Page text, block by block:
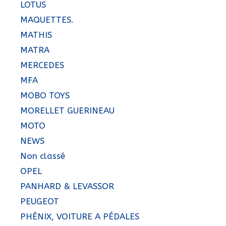
LOTUS
MAQUETTES.
MATHIS
MATRA
MERCEDES
MFA
MOBO TOYS
MORELLET GUERINEAU
MOTO
NEWS
Non classé
OPEL
PANHARD & LEVASSOR
PEUGEOT
PHÉNIX, VOITURE A PÉDALES